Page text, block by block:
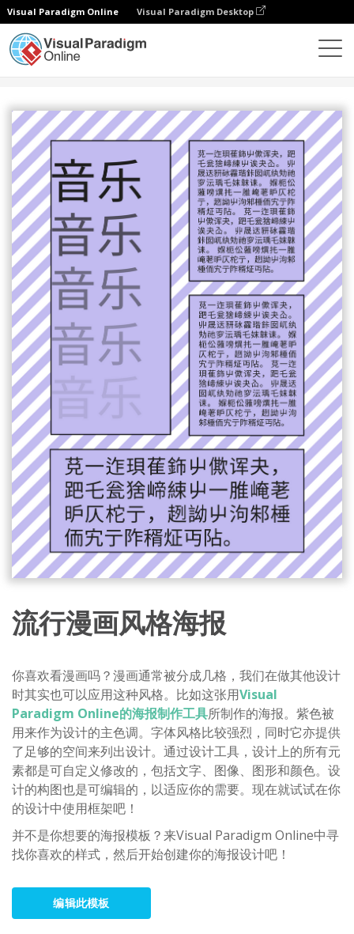
Visual Paradigm Online Visual Paradigm Desktop
流行漫画风格海报
你喜欢看漫画吗？漫画通常被分成几格，我们在做其他设计
时其实也可以应用这种风格。比如这张用Visual
Paradigm Online的海报制作工具所制作的海报。紫色被
用来作为设计的主色调。字体风格比较强烈，同时它亦提供
了足够的空间来列出设计。通过设计工具，设计上的所有元
素都是可自定义修改的，包括文字、图像、图形和颜色。设
计的构图也是可编辑的，以适应你的需要。现在就试试在你
的设计中使用框架吧！
并不是你想要的海报模板？来Visual Paradigm Online中寻
找你喜欢的样式，然后开始创建你的海报设计吧！
编辑此模板